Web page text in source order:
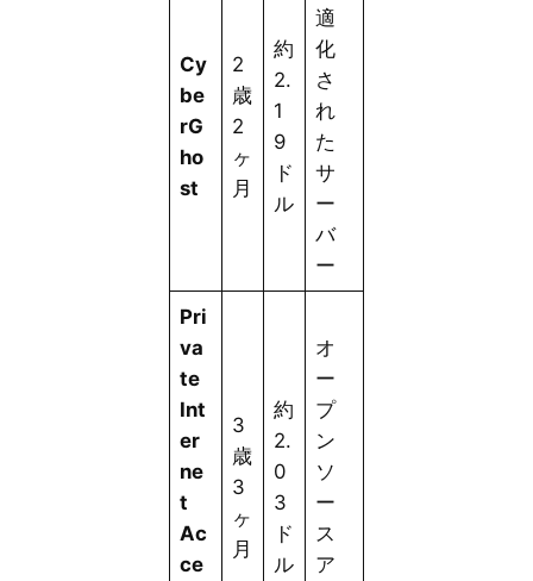
Cy
be
rG
ho
st
2
歳
2
ヶ
月
約
2.
1
9
ド
ル
適
化
さ
れ
た
サ
ー
バ
ー
Pri
va
te
Int
er
ne
t
Ac
ce
3
歳
3
ヶ
月
約
2.
0
3
ド
ル
オ
ー
プ
ン
ソ
ー
ス
ア